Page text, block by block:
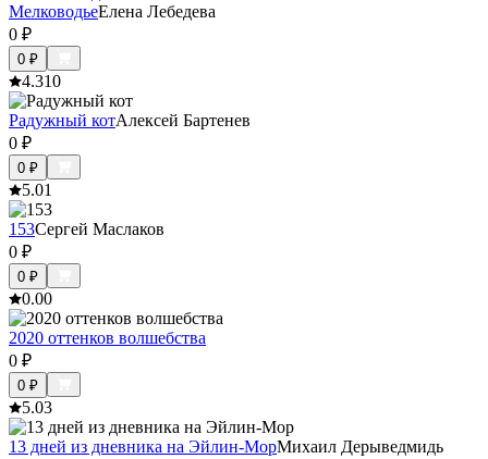
МелководьеЕлена Лебедева
0 ₽
0 ₽
4.310
Радужный котАлексей Бартенев
0 ₽
0 ₽
5.01
153Сергей Маслаков
0 ₽
0 ₽
0.00
2020 оттенков волшебства
0 ₽
0 ₽
5.03
13 дней из дневника на Эйлин-МорМихаил Дерыведмидь